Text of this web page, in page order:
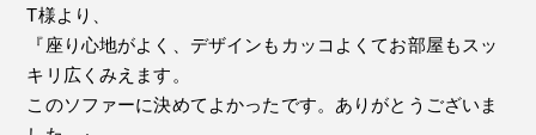
T様より、
『座り心地がよく、デザインもカッコよくてお部屋もスッ
キリ広くみえます。
このソファーに決めてよかったです。ありがとうございま